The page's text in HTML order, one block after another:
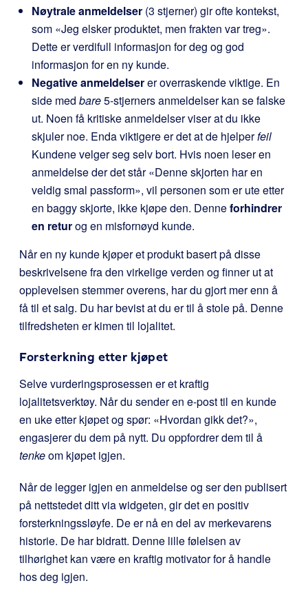
Nøytrale anmeldelser (3 stjerner) gir ofte kontekst,
som «Jeg elsker produktet, men frakten var treg».
Dette er verdifull informasjon for deg og god
informasjon for en ny kunde.
Negative anmeldelserer overraskende viktige. En
side med bare5-stjerners anmeldelser kan se falske
ut. Noen få kritiske anmeldelser viser at du ikke
skjuler noe. Enda viktigere er det at de hjelperfeil
Kundene velger seg selv bort. Hvis noen leser en
anmeldelse der det står «Denne skjorten har en
veldig smal passform», vil personen som er ute etter
en baggy skjorte, ikke kjøpe den. Denneforhindrer
en returog en misfornøyd kunde.
Når en ny kunde kjøper et produkt basert på disse
beskrivelsene fra den virkelige verden og finner ut at
opplevelsen stemmer overens, har du gjort mer enn å
få til et salg. Du har bevist at du er til å stole på. Denne
tilfredsheten er kimen til lojalitet.
Forsterkning etter kjøpet
Selve vurderingsprosessen er et kraftig
lojalitetsverktøy. Når du sender en e-post til en kunde
en uke etter kjøpet og spør: «Hvordan gikk det?»,
engasjerer du dem på nytt. Du oppfordrer dem til å
tenkeom kjøpet igjen.
Når de legger igjen en anmeldelse og ser den publisert
på nettstedet ditt via widgeten, gir det en positiv
forsterkningssløyfe. De er nå en del av merkevarens
historie. De har bidratt. Denne lille følelsen av
tilhørighet kan være en kraftig motivator for å handle
hos deg igjen.